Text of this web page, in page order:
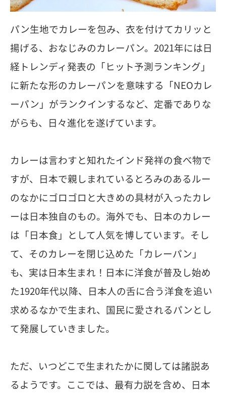
パン生地でカレーを包み、衣を付けてカリッと
揚げる、おなじみのカレーパン。2021年には日
経トレンディ発表の「ヒット予測ランキング」
に新たな形のカレーパンを意味する「NEOカレ
ーパン」がランクインするなど、定番でありな
がらも、日々進化を遂げています。
カレーは言わすと知れたインド発祥の食べ物で
すが、日本で親しまれているとろみのあるルー
のなかにゴロゴロと大きめの具材が入ったカレ
ーは日本独自のもの。海外でも、日本のカレー
は「日本食」として人気を博しています。そし
て、そのカレーを閉じ込めた「カレーパン」
も、実は日本生まれ！日本に洋食が普及し始め
た1920年代以降、日本人の舌に合う洋食を追い
求めるなかで生まれ、国民に愛されるパンとし
て発展していきました。
ただ、いつどこで生まれたかに関しては諸説あ
るようです。ここでは、最有力説を含め、日本